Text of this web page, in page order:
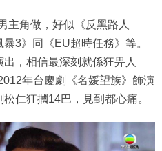
主角做，好似《反黑路人
3》同《EU超時任務》等。
，相信最深刻就係狂畀人
年台慶劇《名媛望族》飾演
仁狂摑14巴，見到都心痛。